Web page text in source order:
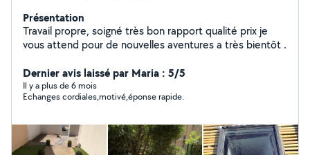
Présentation
Travail propre, soigné très bon rapport qualité prix je
vous attend pour de nouvelles aventures a très bientôt .
Dernier avis laissé par Maria : 5/5
Il y a plus de 6 mois
Echanges cordiales,motivé,éponse rapide.